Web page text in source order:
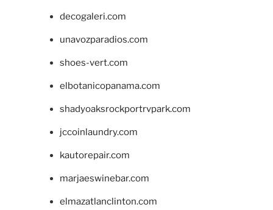
decogaleri.com
unavozparadios.com
shoes-vert.com
elbotanicopanama.com
shadyoaksrockportrvpark.com
jccoinlaundry.com
kautorepair.com
marjaeswinebar.com
elmazatlanclinton.com